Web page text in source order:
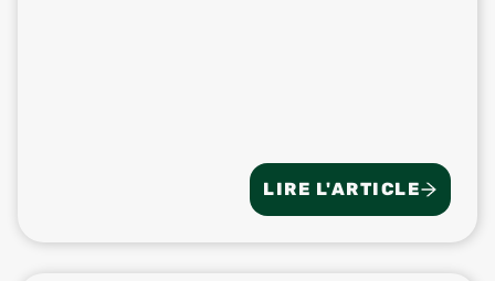
LIRE L'ARTICLE